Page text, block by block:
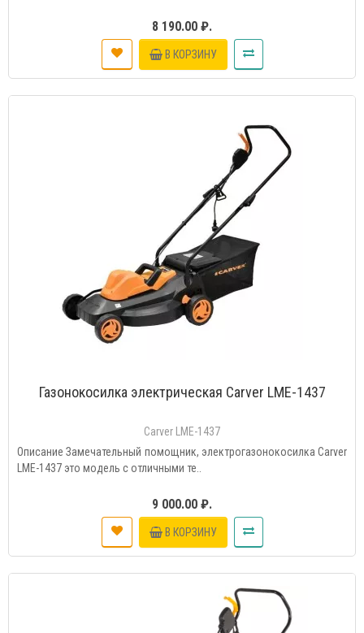
8 190.00 ₽.
В КОРЗИНУ
Газонокосилка электрическая Carver LME-1437
Carver LME-1437
Описание Замечательный помощник, электрогазонокосилка Carver
LME-1437 это модель с отличными те..
9 000.00 ₽.
В КОРЗИНУ